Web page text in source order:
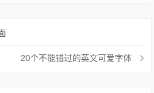
20个不能错过的英文可爱字体